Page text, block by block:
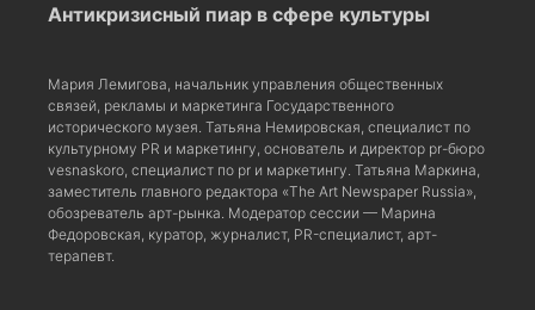
Антикризисный пиар в сфере культуры
Мария Лемигова, начальник управления общественных
связей, рекламы и маркетинга Государственного
исторического музея. Татьяна Немировская, специалист по
культурному PR и маркетингу, основатель и директор pr-бюро
vesnaskoro, специалист по pr и маркетингу. Татьяна Маркина,
заместитель главного редактора «The Art Newspaper Russia»,
обозреватель арт-рынка. Модератор сессии — Марина
Федоровская, куратор, журналист, PR-специалист, арт-
терапевт.